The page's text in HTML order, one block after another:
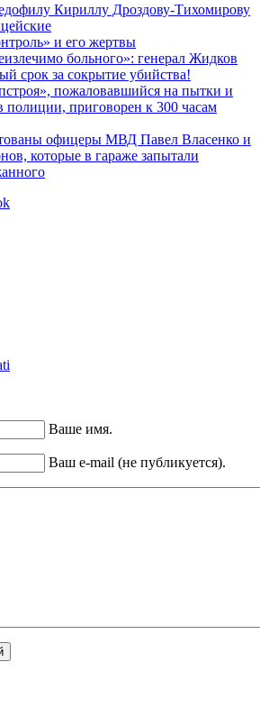
Кириллу Дроздову-Тихомирову
и его жертвы
больного»: генерал Жидков
срок за сокрытие убийства!
пожаловавшийся на пытки и
полиции, приговорен к 300 часам
офицеры МВД Павел Власенко и
которые в гараже запытали
Ваше имя.
Ваш e-mail (не публикуется).